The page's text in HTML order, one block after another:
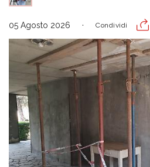
05 Agosto 2026 Condividi